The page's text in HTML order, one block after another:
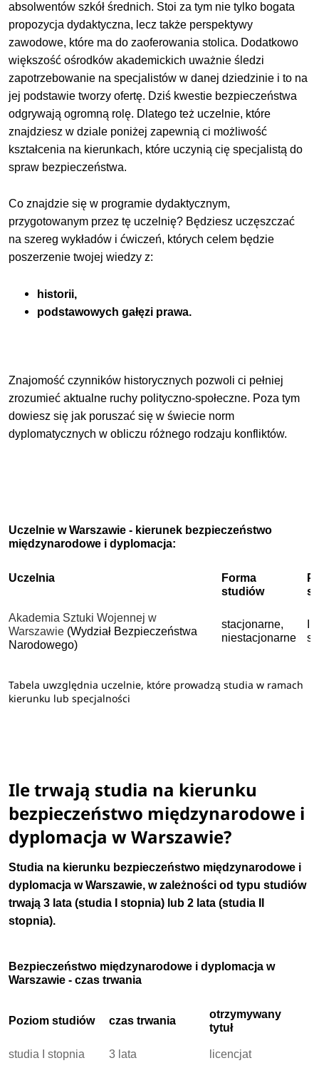
absolwentów szkół średnich. Stoi za tym nie tylko bogata
propozycja dydaktyczna, lecz także perspektywy
zawodowe, które ma do zaoferowania stolica. Dodatkowo
większość ośrodków akademickich uważnie śledzi
zapotrzebowanie na specjalistów w danej dziedzinie i to na
jej podstawie tworzy ofertę. Dziś kwestie bezpieczeństwa
odgrywają ogromną rolę. Dlatego też uczelnie, które
znajdziesz w dziale poniżej zapewnią ci możliwość
kształcenia na kierunkach, które uczynią cię specjalistą do
spraw bezpieczeństwa.
Co znajdzie się w programie dydaktycznym,
przygotowanym przez tę uczelnię? Będziesz uczęszczać
na szereg wykładów i ćwiczeń, których celem będzie
poszerzenie twojej wiedzy z:
historii,
podstawowych gałęzi prawa.
Znajomość czynników historycznych pozwoli ci pełniej
zrozumieć aktualne ruchy polityczno-społeczne. Poza tym
dowiesz się jak poruszać się w świecie norm
dyplomatycznych w obliczu różnego rodzaju konfliktów.
Uczelnie w Warszawie - kierunek bezpieczeństwo
międzynarodowe i dyplomacja:
Uczelnia
Forma
studiów
Akademia Sztuki Wojennej w
Warszawie (Wydział Bezpieczeństwa
Narodowego)
stacjonarne,
niestacjonarne
Tabela uwzględnia uczelnie, które prowadzą studia w ramach
kierunku lub specjalności
Ile trwają studia na kierunku
bezpieczeństwo międzynarodowe i
dyplomacja w Warszawie?
Studia na kierunku bezpieczeństwo międzynarodowe i
dyplomacja w Warszawie, w zależności od typu studiów
trwają 3 lata (studia I stopnia) lub 2 lata (studia II
stopnia).
Bezpieczeństwo międzynarodowe i dyplomacja w
Warszawie - czas trwania
Poziom studiów czas trwania
otrzymywany
tytuł
studia I stopnia 3 lata licencjat